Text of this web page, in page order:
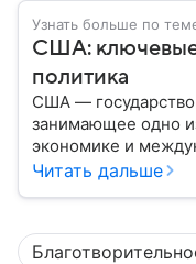
Узнать больше по
США: ключевые
политика
США —
занимающее одно
экономике и
материале —
Читать дальше